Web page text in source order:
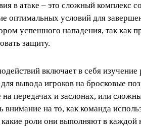
в атаке – это сложный комплекс
оптимальных условий для
успешного нападения, так как
защиту.
включает в себя
вывода игроков на бросковые
передачах и заслонах, или
на то, как команда
роли они выполняют в каждой